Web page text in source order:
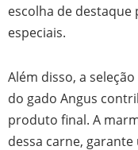
escolha de destaque
especiais.
Além disso, a
do gado Angus
produto final. A
dessa carne,